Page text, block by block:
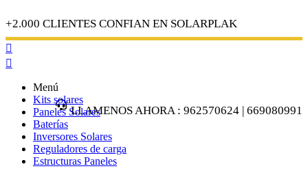
+2.000 CLIENTES CONFIAN EN SOLARPLAK
LLAMENOS AHORA : 962570624 | 669080991


Menú
Kits solares
Paneles Solares
Baterías
Inversores Solares
Reguladores de carga
Estructuras Paneles